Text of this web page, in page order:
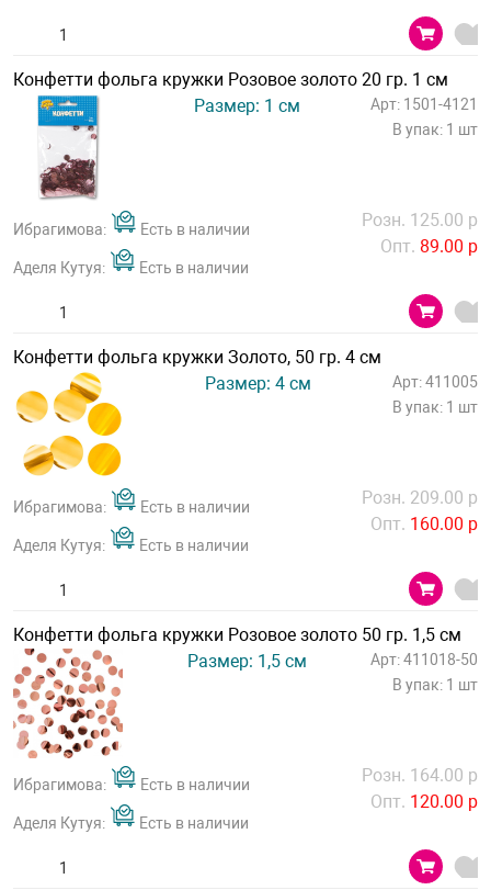
Конфетти фольга кружки Розовое золото 20 гр. 1 см
Размер: 1 см
Арт: 1501-4121
В упак: 1 шт
Ибрагимова: Есть в наличии
Аделя Кутуя: Есть в наличии
Розн. 125.00 р
Опт. 89.00 р
Конфетти фольга кружки Золото, 50 гр. 4 см
Размер: 4 см
Арт: 411005
В упак: 1 шт
Ибрагимова: Есть в наличии
Аделя Кутуя: Есть в наличии
Розн. 209.00 р
Опт. 160.00 р
Конфетти фольга кружки Розовое золото 50 гр. 1,5 см
Размер: 1,5 см
Арт: 411018-50
В упак: 1 шт
Ибрагимова: Есть в наличии
Аделя Кутуя: Есть в наличии
Розн. 164.00 р
Опт. 120.00 р